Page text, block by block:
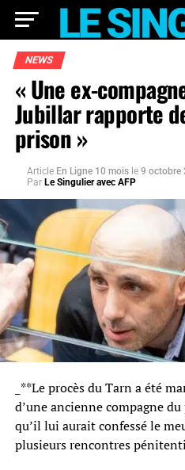
NEWS
« Une ex-
Jubillar rapporte
prison »
Article En Ligne 10 mois le 9 octobre
Par Le Singulier avec AFP
_**Le procès du Tarn a été
d’une ancienne compagne
qu’il lui aurait confessé le
plusieurs rencontres